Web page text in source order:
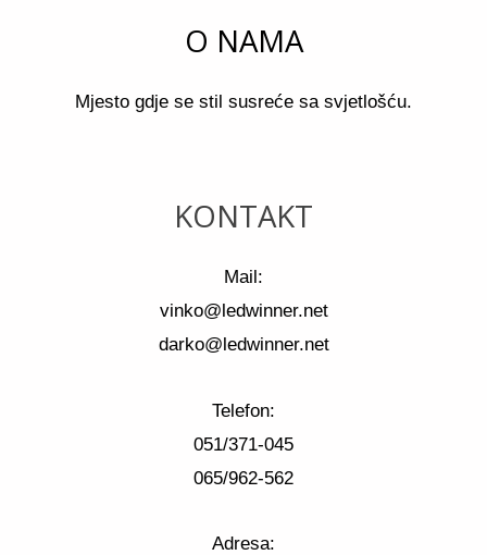
O NAMA
Mjesto gdje se stil susreće sa svjetlošću.
KONTAKT
Mail:
vinko@ledwinner.net
darko@ledwinner.net
Telefon:
051/371-045
065/962-562
Adresa: